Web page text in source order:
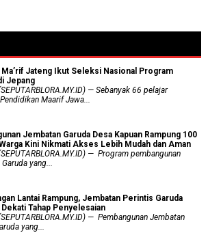
Ma’rif Jateng Ikut Seleksi Nasional Program
Jepang
— Sebanyak 66 pelajar
Maarif Jawa...
Jembatan Garuda Desa Kapuan Rampung 100
Kini Nikmati Akses Lebih Mudah dan Aman
— Program pembangunan
yang...
Lantai Rampung, Jembatan Perintis Garuda
Tahap Penyelesaian
— Pembangunan Jembatan
yang...